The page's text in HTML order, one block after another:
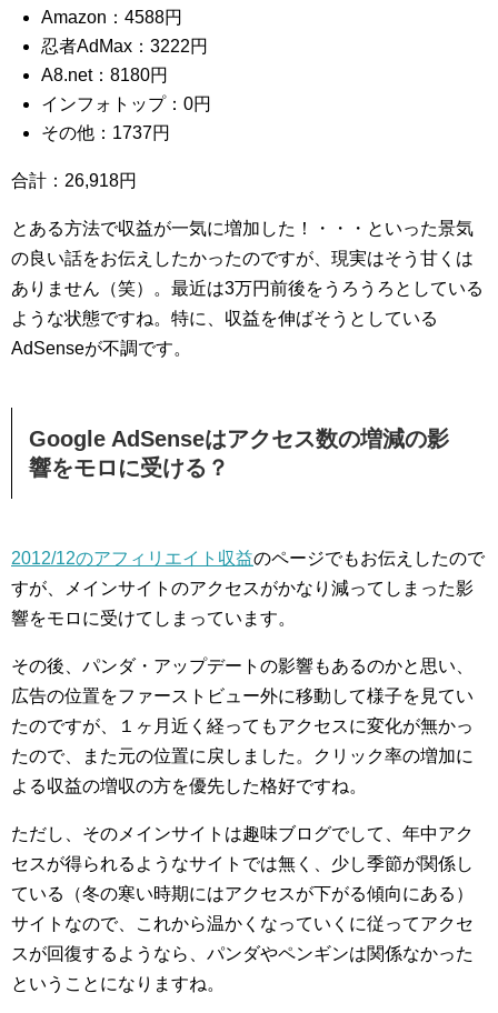
Amazon：4588円
忍者AdMax：3222円
A8.net：8180円
インフォトップ：0円
その他：1737円
合計：26,918円
とある方法で収益が一気に増加した！・・・といった景気
の良い話をお伝えしたかったのですが、現実はそう甘くは
ありません（笑）。最近は3万円前後をうろうろとしている
ような状態ですね。特に、収益を伸ばそうとしている
AdSenseが不調です。
Google AdSenseはアクセス数の増減の影
響をモロに受ける？
2012/12のアフィリエイト収益のページでもお伝えしたので
すが、メインサイトのアクセスがかなり減ってしまった影
響をモロに受けてしまっています。
その後、パンダ・アップデートの影響もあるのかと思い、
広告の位置をファーストビュー外に移動して様子を見てい
たのですが、１ヶ月近く経ってもアクセスに変化が無かっ
たので、また元の位置に戻しました。クリック率の増加に
よる収益の増収の方を優先した格好ですね。
ただし、そのメインサイトは趣味ブログでして、年中アク
セスが得られるようなサイトでは無く、少し季節が関係し
ている（冬の寒い時期にはアクセスが下がる傾向にある）
サイトなので、これから温かくなっていくに従ってアクセ
スが回復するようなら、パンダやペンギンは関係なかった
ということになりますね。